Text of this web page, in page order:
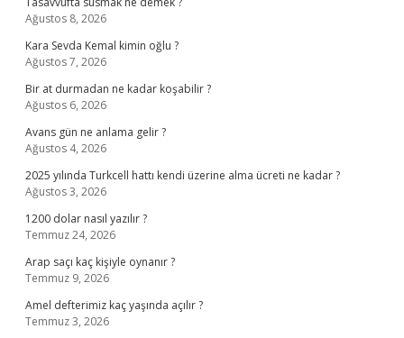
Ağustos 8, 2026
Kara Sevda Kemal kimin oğlu ?
Ağustos 7, 2026
Bir at durmadan ne kadar koşabilir ?
Ağustos 6, 2026
Avans gün ne anlama gelir ?
Ağustos 4, 2026
2025 yılında Turkcell hattı kendi üzerine alma ücreti ne kadar ?
Ağustos 3, 2026
1200 dolar nasıl yazılır ?
Temmuz 24, 2026
Arap saçı kaç kişiyle oynanır ?
Temmuz 9, 2026
Amel defterimiz kaç yaşında açılır ?
Temmuz 3, 2026